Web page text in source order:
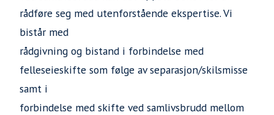
rådføre seg med utenforstående ekspertise. Vi
bistår med
rådgivning og bistand i forbindelse med
felleseieskifte som følge av separasjon/skilsmisse
samt i
forbindelse med skifte ved samlivsbrudd mellom